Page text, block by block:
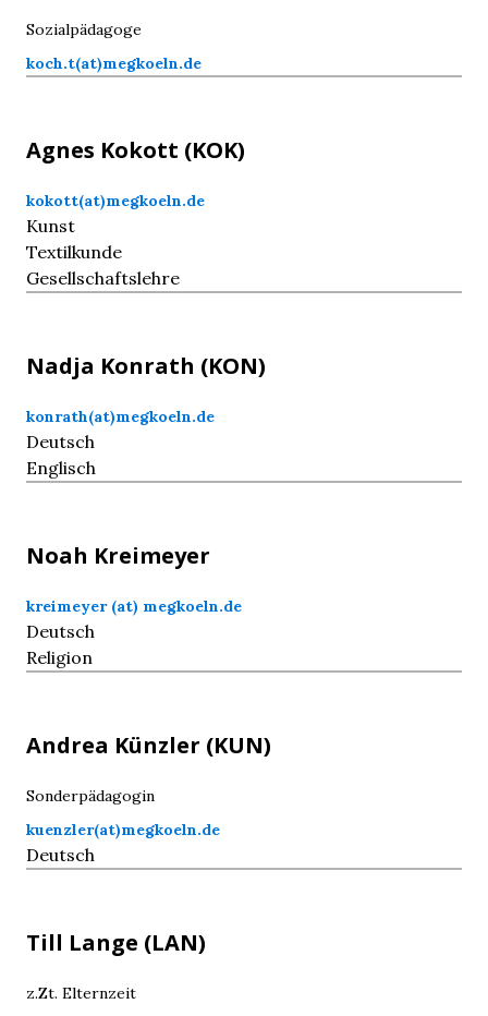
Sozialpädagoge
koch.t(at)megkoeln.de
Agnes Kokott (KOK)
kokott(at)megkoeln.de
Kunst
Textilkunde
Gesellschaftslehre
Nadja Konrath (KON)
konrath(at)megkoeln.de
Deutsch
Englisch
Noah Kreimeyer
kreimeyer (at) megkoeln.de
Deutsch
Religion
Andrea Künzler (KUN)
Sonderpädagogin
kuenzler(at)megkoeln.de
Deutsch
Till Lange (LAN)
z.Zt. Elternzeit